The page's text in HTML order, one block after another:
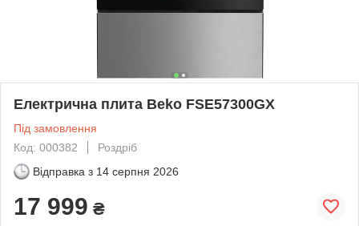
Електрична плита Beko FSE57300GX
Під замовлення
Код: 000382
Роздріб
Відправка з 14 серпня 2026
17 999 ₴